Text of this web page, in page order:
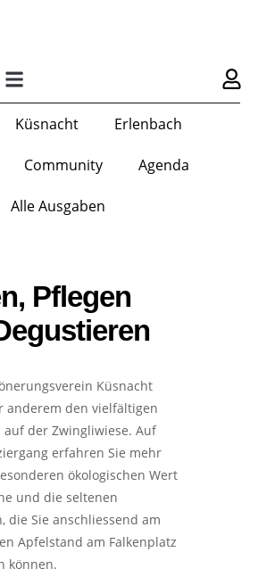
Küsnacht Erlenbach
Community Agenda
Alle Ausgaben
Pflegen
Küsnacht
anderem den vielfältigen
auf der Zwingliwiese. Auf
erfahren Sie mehr
ökologischen Wert
und die seltenen
die Sie anschliessend am
Apfelstand am Falkenplatz
können.